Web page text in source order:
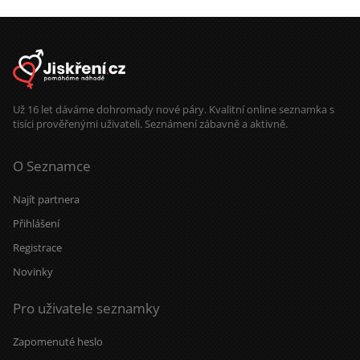
Už 16 let dáváme dohromady nové páry. Kvalitní online seznamka s
tisíci prověřenými uživateli. Seznámení zábavně a aktivně.
O Seznamce
Najít partnera
Přihlášení
Registrace
Novinky
Pro uživatele seznamky
Zapomenuté heslo